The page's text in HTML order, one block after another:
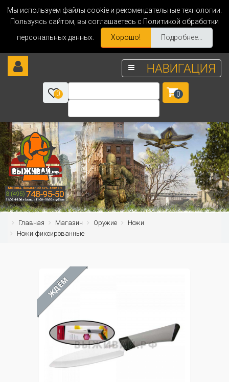
Мы используем файлы cookie и рекомендательные технологии.
Пользуясь сайтом, вы соглашаетесь с Политикой обработки
персональных данных.
Хорошо! Подробнее...
НАВИГАЦИЯ
0 0
Главная Магазин Оружие
Ножи
Ножи фиксированные
ЖДЁМ